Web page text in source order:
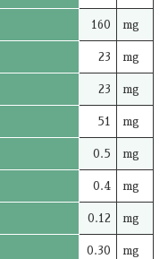
160 mg
23 mg
23 mg
51 mg
0.5 mg
0.4 mg
0.12 mg
0.30 mg